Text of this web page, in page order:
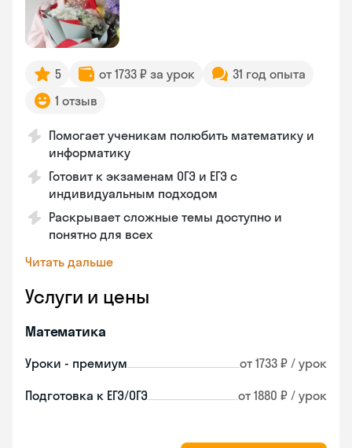
5 от 1733 ₽ за урок
31 год опыта
1 отзыв
Помогает ученикам полюбить математику и
информатику
Готовит к экзаменам ОГЭ и ЕГЭ с
индивидуальным подходом
Раскрывает сложные темы доступно и
понятно для всех
Читать дальше
Услуги и цены
Математика
Уроки - премиум от 1733 ₽ / урок
Подготовка к ЕГЭ/ОГЭ от 1880 ₽ / урок